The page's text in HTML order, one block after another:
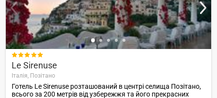

Le Sirenuse
Італія, Позітано
Готель Le Sirenuse розташований в центрі селища Позітано,
всього за 200 метрів від узбережжя та його прекрасних